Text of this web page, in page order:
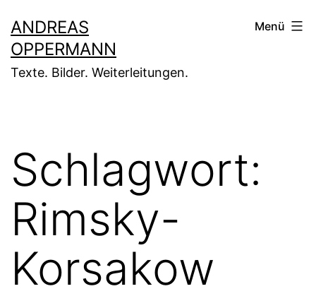
Inhalt
springen
ANDREAS
OPPERMANN
Texte. Bilder. Weiterleitungen.
Menü
Schlagwort:
Rimsky-
Korsakow